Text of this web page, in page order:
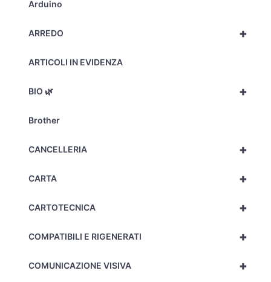
Arduino
+
ARREDO
ARTICOLI IN EVIDENZA
+
BIO 🌿
Brother
+
CANCELLERIA
+
CARTA
+
CARTOTECNICA
+
COMPATIBILI E RIGENERATI
+
COMUNICAZIONE VISIVA